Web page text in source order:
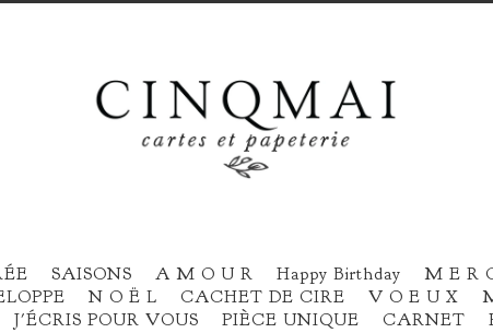
SAISONS A M O U R Happy Birthday M E R
N O Ë L CACHET DE CIRE V O E U X
J'ÉCRIS POUR VOUS
PIÈCE UNIQUE CARNET